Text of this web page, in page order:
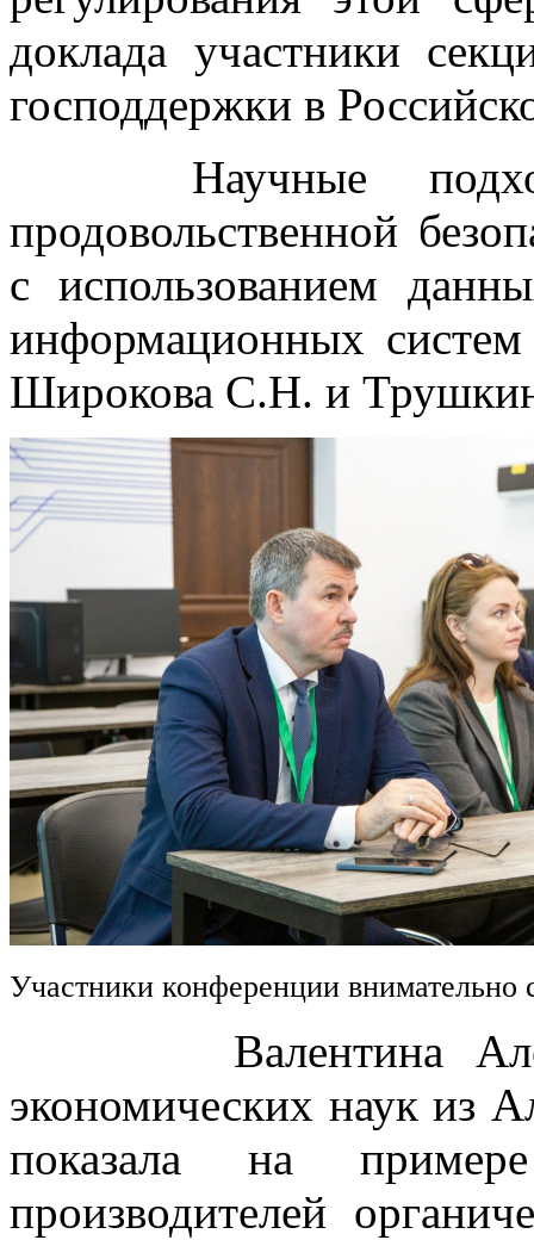
доклада участники
господдержки в
Научные
продовольственной
с использованием
информационных
Широкова С.Н. и
Участники конференции
Валентина
экономических наук из
показала на
производителей